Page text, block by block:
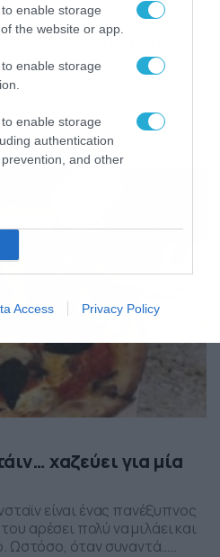
enable storage
the website or app.
enable storage
enable storage
authentication
and other
Access Privacy Policy
πιο έξυπνη από
παιδί στην Μεγάλη Βρετανία
ένα ιδιαίτερα «κλειστό»
0,03% του πληθυσμού
δύναμης. Η μικρή Βρετανίδα
ακόμα και τον Άλμπερτ
χαζεύει για μία
είναι ένας πανέξυπνος
αρέσει πολύ να μιλάει και
Ωστόσο, όταν συναντά…